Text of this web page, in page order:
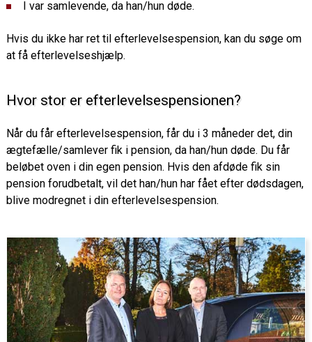
I var samlevende, da han/hun døde.
Hvis du ikke har ret til efterlevelsespension, kan du søge om
at få efterlevelseshjælp.
Hvor stor er efterlevelsespensionen?
Når du får efterlevelsespension, får du i 3 måneder det, din
ægtefælle/samlever fik i pension, da han/hun døde. Du får
beløbet oven i din egen pension. Hvis den afdøde fik sin
pension forudbetalt, vil det han/hun har fået efter dødsdagen,
blive modregnet i din efterlevelsespension.